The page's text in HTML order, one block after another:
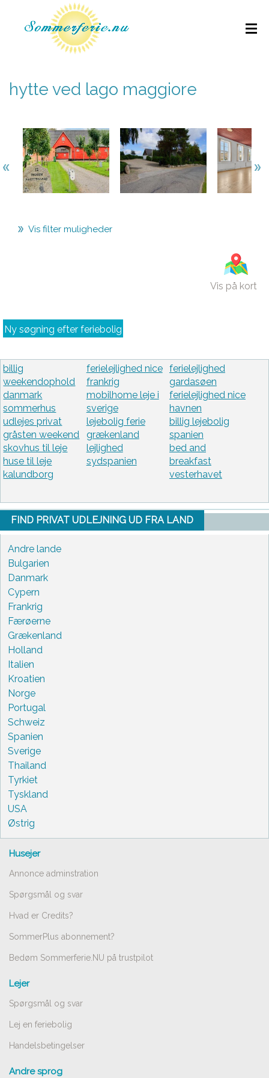
hytte ved lago maggiore
Vis filter muligheder
Vis på kort
Ny søgning efter feriebolig
billig
weekendophold
danmark
sommerhus
udlejes privat
gråsten weekend
skovhus til leje
huse til leje
kalundborg
ferielejlighed nice
frankrig
mobilhome leje i
sverige
lejebolig ferie
grækenland
lejlighed
sydspanien
ferielejlighed
gardasøen
ferielejlighed nice
havnen
billig lejebolig
spanien
bed and
breakfast
vesterhavet
FIND PRIVAT UDLEJNING UD FRA LAND
Andre lande
Bulgarien
Danmark
Cypern
Frankrig
Færøerne
Grækenland
Holland
Italien
Kroatien
Norge
Portugal
Schweiz
Spanien
Sverige
Thailand
Tyrkiet
Tyskland
USA
Østrig
Husejer
Annonce adminstration
Spørgsmål og svar
Hvad er Credits?
SommerPlus abonnement?
Bedøm Sommerferie.NU på trustpilot
Lejer
Spørgsmål og svar
Lej en feriebolig
Handelsbetingelser
Andre sprog